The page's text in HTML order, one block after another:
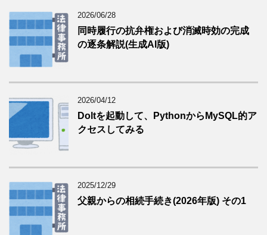
2026/06/28
同時履行の抗弁権および消滅時効の完成
の逐条解説(生成AI版)
2026/04/12
Doltを起動して、PythonからMySQL的ア
クセスしてみる
2025/12/29
父親からの相続手続き(2026年版) その1